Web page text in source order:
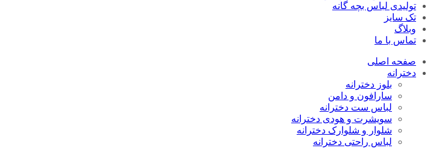
تولیدی لباس بچه گانه
تک سایز
وبلاگ
تماس با ما
صفحه اصلی
دخترانه
بلوز دخترانه
سارافون و دامن
لباس ست دخترانه
سویشرت و هودی دخترانه
شلوار و شلوارک دخترانه
لباس راحتی دخترانه